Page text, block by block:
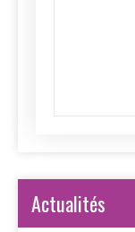
Actualités